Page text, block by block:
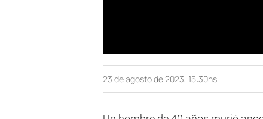
23 de agosto de 2023, 15:30hs